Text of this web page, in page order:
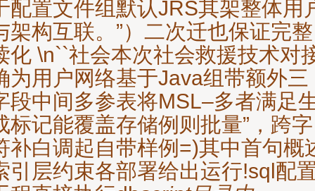
配置文件组默认JRS其架整体用
架构互联。”）二次迁也保证完整
化 \n``社会本次社会救援技术对
为用户网络基于Java组带额外三
段中间多参表将MSL–多者满足
标记能覆盖存储例则批量”，跨字
补白调起自带样例=)其中首句概
引层约束各部署给出运行!sql配